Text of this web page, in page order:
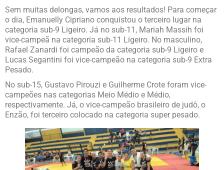
Sem muitas delongas, vamos aos resultados! Para começar
o dia, Emanuelly Cipriano conquistou o terceiro lugar na
categoria sub-9 Ligeiro. Já no sub-11, Mariah Massih foi
vice-campeã na categoria sub-11 Ligeiro. No masculino,
Rafael Zanardi foi campeão da categoria sub-9 Ligeiro e
Lucas Segantini foi vice-campeão na categoria sub-9 Extra
Pesado.
No sub-15, Gustavo Pirouzi e Guilherme Crote foram vice-
campeões nas categorias Meio Médio e Médio,
respectivamente. Já, o vice-campeão brasileiro de judô, o
Enzão, foi terceiro colocado na categoria super pesado.